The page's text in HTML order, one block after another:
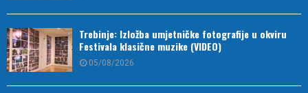
Trebinje: Izložba umjetničke fotografije u okviru
Festivala klasične muzike (VIDEO)
05/08/2026